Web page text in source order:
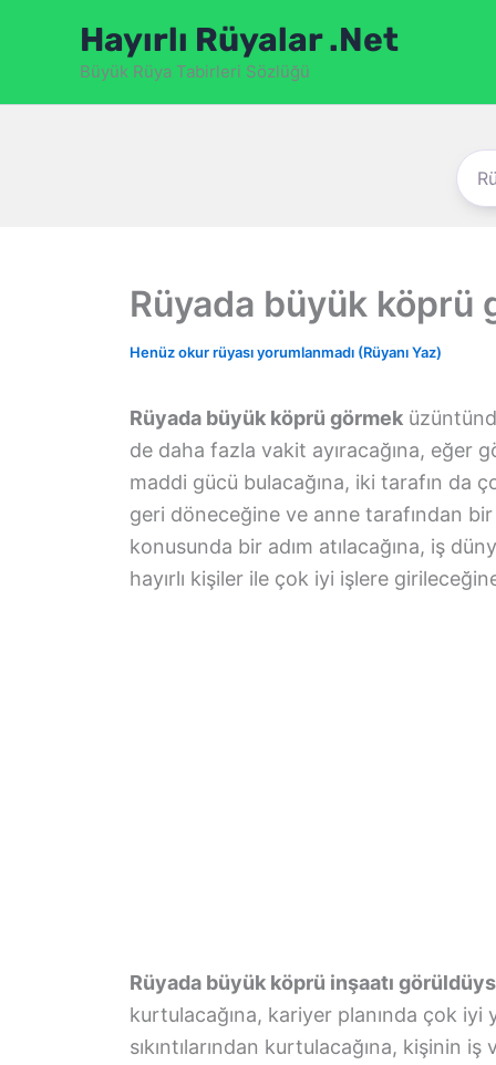
Hayırlı Rüyalar .Net
Büyük Rüya Tabirleri Sözlüğü
Rüyada büyük köprü
Henüz okur rüyası yorumlanmadı (Rüyanı Yaz)
Rüyada büyük köprü görmek
de daha fazla vakit ayıracağına, eğer
maddi gücü bulacağına, iki tarafın da
geri döneceğine ve anne tarafından
konusunda bir adım atılacağına, iş
hayırlı kişiler ile çok iyi işlere
Rüyada büyük köprü inşaatı
kurtulacağına, kariyer planında çok
sıkıntılarından kurtulacağına, kişinin